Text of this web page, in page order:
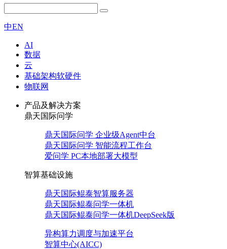
中EN
AI
数据
云
基础架构软硬件
物联网
产品及解决方案
鼎天国际问学
鼎天国际问学 企业级Agent中台
鼎天国际问学 智能流程工作台
爱问学 PC本地部署大模型
智算基础设施
鼎天国际鲲泰智算服务器
鼎天国际鲲泰问学一体机
鼎天国际鲲泰问学一体机DeepSeek版
异构算力调度与加速平台
智算中心(AICC)